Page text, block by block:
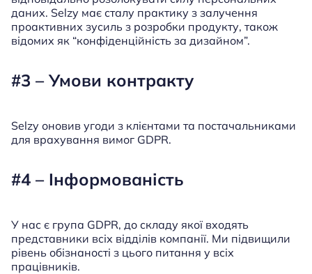
даних. Selzy має сталу практику з залучення
проактивних зусиль з розробки продукту, також
відомих як “конфіденційність за дизайном”.
#3 – Умови контракту
Selzy оновив угоди з клієнтами та постачальниками
для врахування вимог GDPR.
#4 – Інформованість
У нас є група GDPR, до складу якої входять
представники всіх відділів компанії. Ми підвищили
рівень обізнаності з цього питання у всіх
працівників.